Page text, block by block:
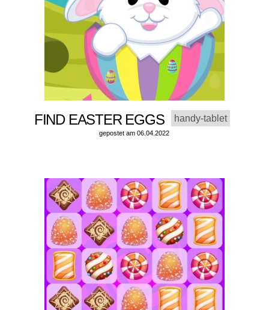
FIND EASTER EGGS handy-tablet
gepostet am 06.04.2022